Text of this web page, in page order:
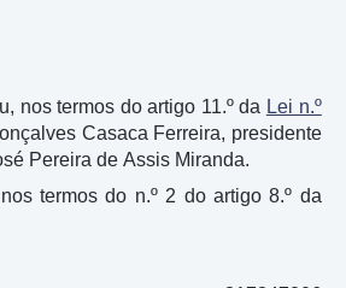
nos termos do artigo 11.º da Lei n.º
Casaca Ferreira, presidente
Pereira de Assis Miranda.
termos do n.º 2 do artigo 8.º da